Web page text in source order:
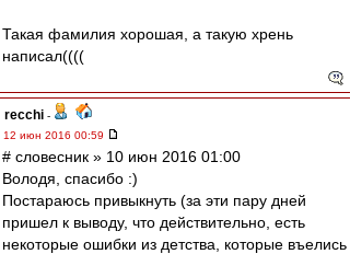
Такая фамилия хорошая, а такую хрень
написал((((
recchi -
12 июн 2016 00:59
# словесник » 10 июн 2016 01:00
Володя, спасибо :)
Постараюсь привыкнуть (за эти пару дней
пришел к выводу, что действительно, есть
некоторые ошибки из детства, которые въелись